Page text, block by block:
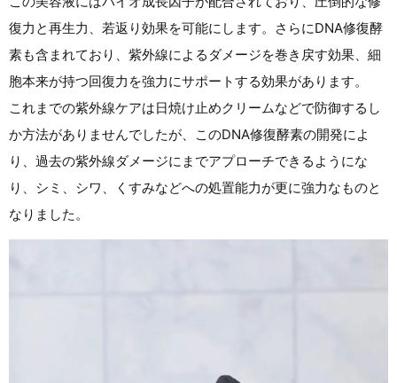
復力と再生力、若返り効果を可能にします。さらにDNA修復酵
素も含まれており、紫外線によるダメージを巻き戻す効果、細
胞本来が持つ回復力を強力にサポートする効果があります。
これまでの紫外線ケアは日焼け止めクリームなどで防御するし
か方法がありませんでしたが、このDNA修復酵素の開発によ
り、過去の紫外線ダメージにまでアプローチできるようにな
り、シミ、シワ、くすみなどへの処置能力が更に強力なものと
なりました。